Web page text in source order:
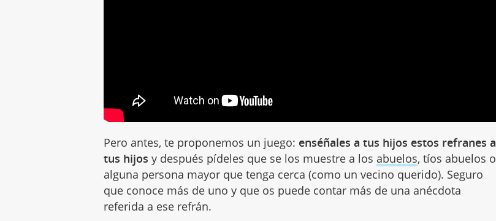
Pero antes, te proponemos un juego: enséñales a tus hijos estos refranes a
tus hijos y después pídeles que se los muestre a los abuelos, tíos abuelos o
alguna persona mayor que tenga cerca (como un vecino querido). Seguro
que conoce más de uno y que os puede contar más de una anécdota
referida a ese refrán.